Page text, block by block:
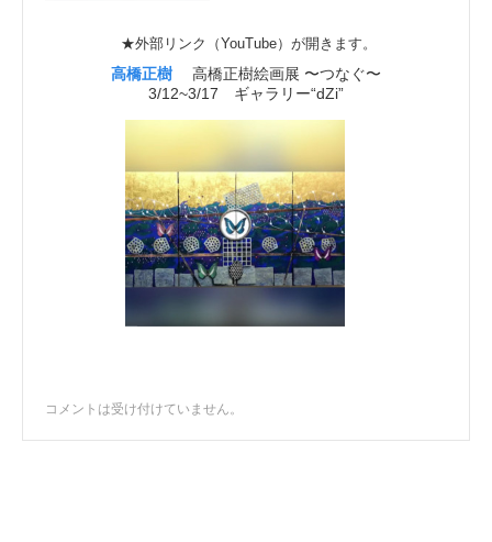
★外部リンク（YouTube）が開きます。
高橋正樹 高橋正樹絵画展 〜つなぐ〜
3/12~3/17 ギャラリー“dZi”
コメントは受け付けていません。